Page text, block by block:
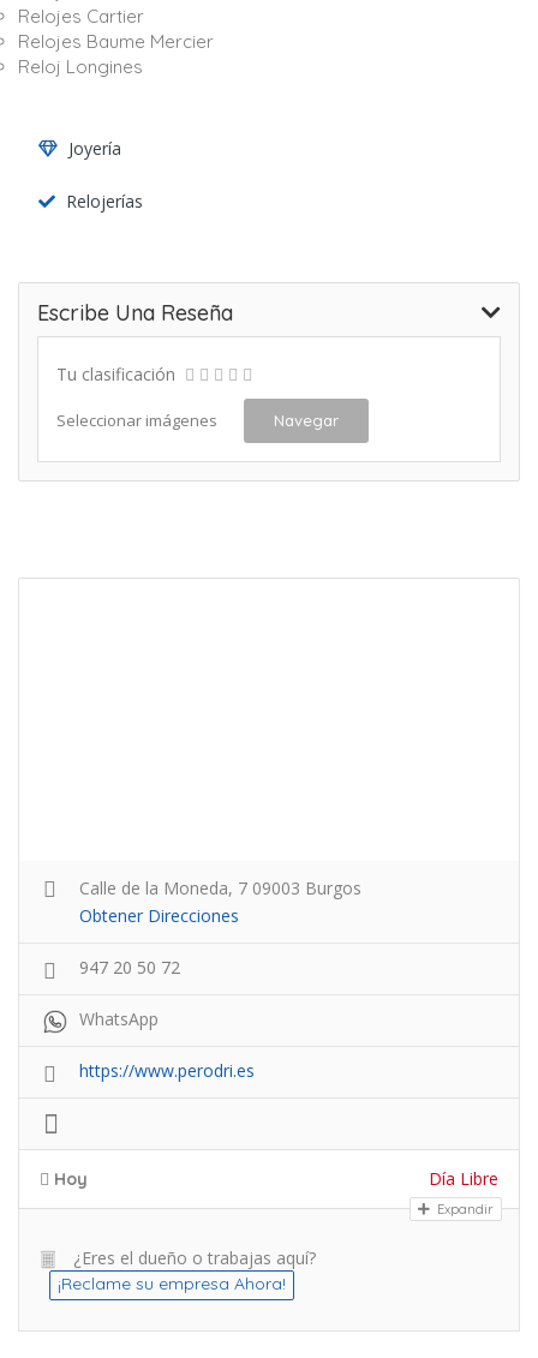
Relojes Cartier
Relojes Baume Mercier
Reloj Longines
Joyería
Relojerías
Escribe Una Reseña
Tu clasificación
Seleccionar imágenes Navegar
Calle de la Moneda, 7 09003 Burgos
Obtener Direcciones
947 20 50 72
WhatsApp
https://www.perodri.es
Hoy Día Libre
Expandir
¿Eres el dueño o trabajas aquí?
¡Reclame su empresa Ahora!